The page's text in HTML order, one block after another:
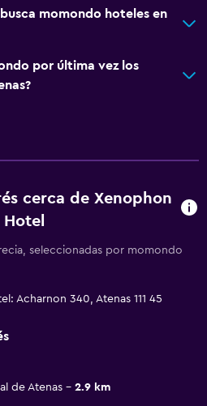
momondo hoteles en
por última vez los
cerca de Xenophon
Hotel
seleccionadas por momondo
Acharnon 340, Atenas 111 45
de Atenas
2.9 km